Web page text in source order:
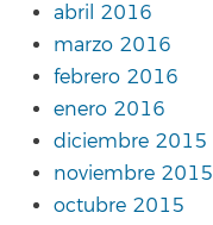
abril 2016
marzo 2016
febrero 2016
enero 2016
diciembre 2015
noviembre 2015
octubre 2015